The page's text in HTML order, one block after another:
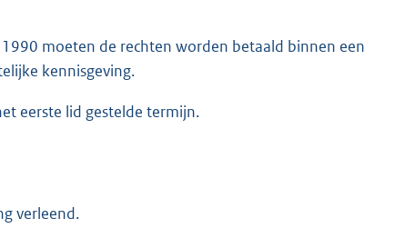
moeten de rechten worden betaald binnen een
kennisgeving.
eerste lid gestelde termijn.
verleend.